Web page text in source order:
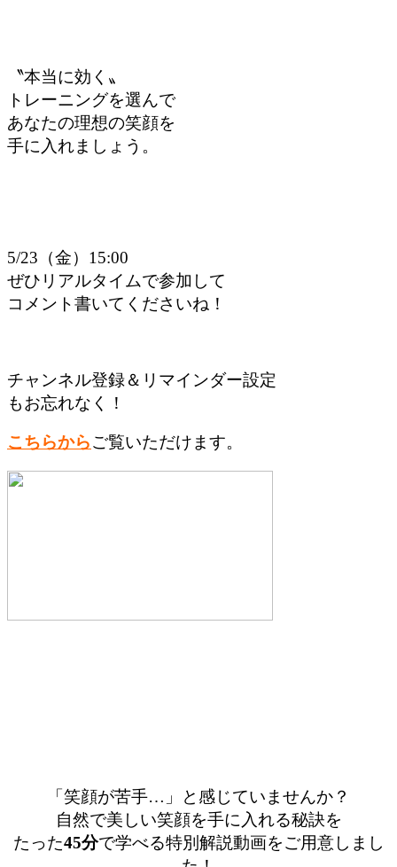
〝本当に効く〟
トレーニングを選んで
あなたの理想の笑顔を
手に入れましょう。
5/23（金）15:00
ぜひリアルタイムで参加して
コメント書いてくださいね！
チャンネル登録＆リマインダー設定
もお忘れなく！
こちらからご覧いただけます。
「笑顔が苦手…」と感じていませんか？
自然で美しい笑顔を手に入れる秘訣を
たった45分で学べる特別解説動画をご用意しまし